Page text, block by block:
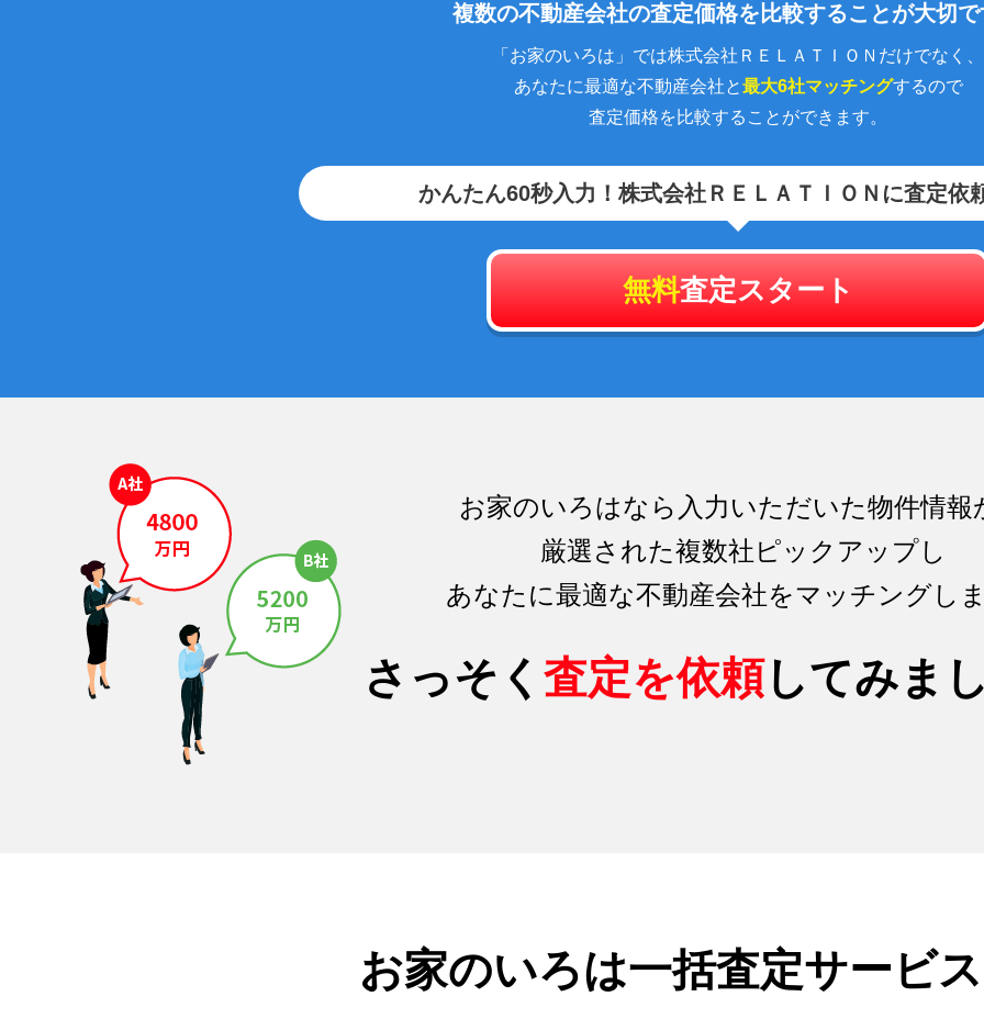
複数の不動産会社の査定価格を比較することが大切
「お家のいろは」では株式会社ＲＥＬＡＴＩＯＮだけでなく、
あなたに最適な不動産会社と最大6社マッチングするので
査定価格を比較することができます。
かんたん60秒入力！ 株式会社ＲＥＬＡＴＩＯＮに査定依
無料査定スタート
お家のいろはなら入力いただいた物件情報
厳選された複数社ピックアップし
あなたに最適な不動産会社をマッチングし
さっそく 査定を依頼してみま
お家のいろは一括査定サービ